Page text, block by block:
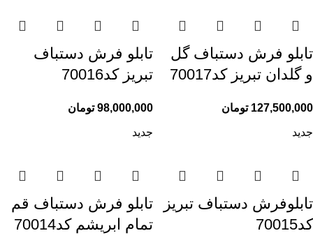
تابلو فرش دستباف گل
و گلدان تبریز کد70017
127,500,000 تومان
تابلو فرش دستباف
تبریز کد70016
98,000,000 تومان
جدید
تابلوفرش دستباف تبریز
کد70015
جدید
تابلو فرش دستباف قم
تمام ابریشم کد70014